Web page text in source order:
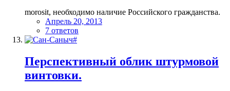
morosit, необходимо наличие Российского гражданства.
Апрель 20, 2013
7 ответов
Перспективный облик штурмовой
винтовки.